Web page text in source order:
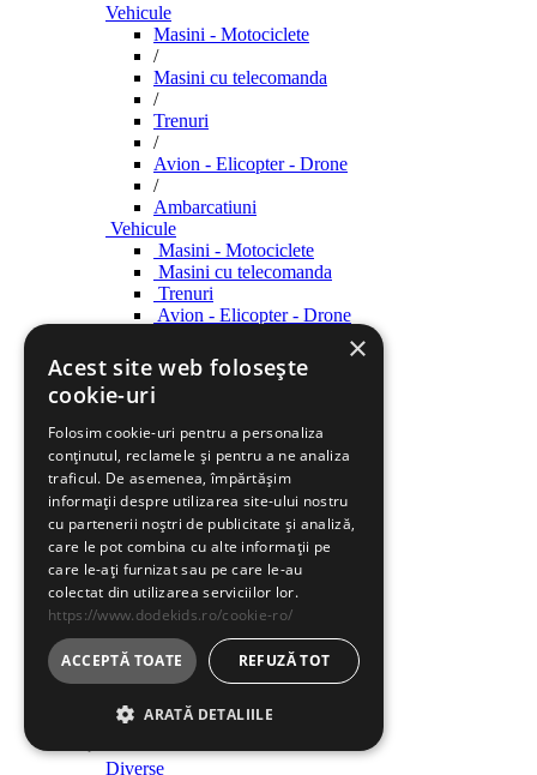
Vehicule
Masini - Motociclete
/
Masini cu telecomanda
/
Trenuri
/
Avion - Elicopter - Drone
/
Ambarcatiuni
Vehicule
Masini - Motociclete
Masini cu telecomanda
Trenuri
Avion - Elicopter - Drone
Roboti
Roboti
Creatie
Creatie
Indemanare
Indemanare
Arme
Arme
Parcari / Circuite
Parcari / Circuite
Jucarii rol
Jucarii rol
Diverse
×
Acest site web folosește
cookie-uri
Folosim cookie-uri pentru a personaliza
conținutul, reclamele și pentru a ne analiza
traficul. De asemenea, împărtășim
informații despre utilizarea site-ului nostru
cu partenerii noștri de publicitate și analiză,
care le pot combina cu alte informații pe
care le-ați furnizat sau pe care le-au
colectat din utilizarea serviciilor lor.
https://www.dodekids.ro/cookie-ro/
ACCEPTĂ TOATE REFUZĂ TOT
ARATĂ DETALIILE